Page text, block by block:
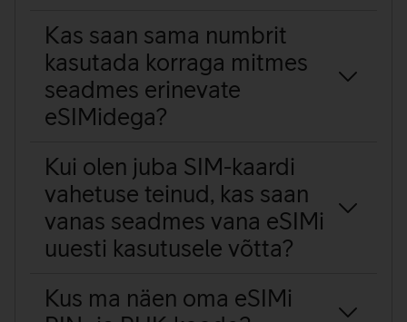
Kas saan sama numbrit
kasutada korraga mitmes
seadmes erinevate
eSIMidega?
Kui olen juba SIM-kaardi
vahetuse teinud, kas saan
vanas seadmes vana eSIMi
uuesti kasutusele võtta?
Kus ma näen oma eSIMi